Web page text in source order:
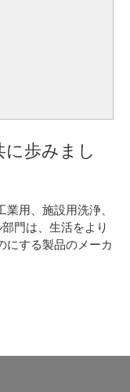
歩みまし
用、施設用洗浄、
門は、生活をより
にする製品のメーカ